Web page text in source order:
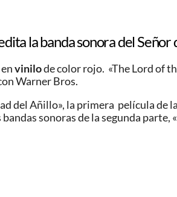
la banda sonora del
envinilode color rojo. «The Lord of
Warner Bros.
del Añillo», la primera película de
sonoras de la segunda parte,